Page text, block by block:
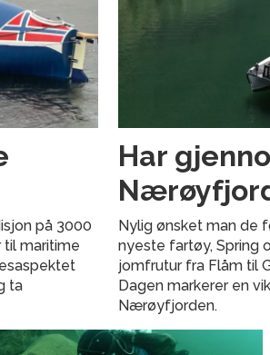
på 3000
til maritime
ta
Har
Nylig ønsket man de
nyeste fartøy, Spring
jomfrutur fra Flåm til
Dagen markerer en
Nærøyfjorden.